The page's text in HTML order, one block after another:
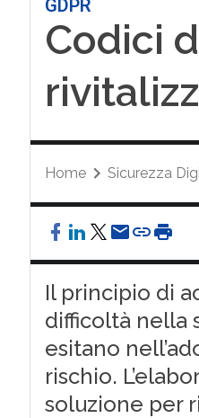
GDPR
Codici
Home Sicurezza
Il principio di
difficoltà nella
esitano
rischio.
soluzione per